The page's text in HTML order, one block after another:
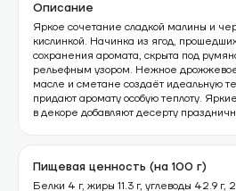
Описание
Яркое сочетание сладкой малины и
кислинкой. Начинка из ягод,
сохранения аромата, скрыта под
рельефным узором. Нежное дрожжевое
масле и сметане создаёт идеальную
придают аромату особую теплоту.
в декоре добавляют десерту
Пищевая ценность (на 100 г)
Белки 4 г, жиры 11.3 г, углеводы 42.9 г,